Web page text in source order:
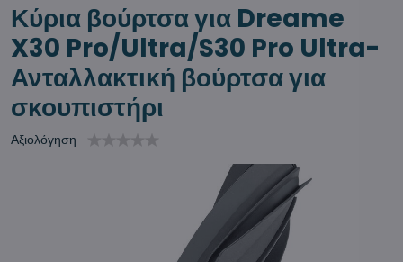
Κύρια βούρτσα για Dreame
X30 Pro/Ultra/S30 Pro Ultra-
Ανταλλακτική βούρτσα για
σκουπιστήρι
Αξιολόγηση